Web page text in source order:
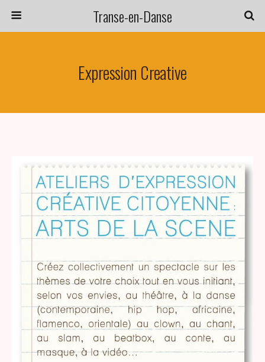
Transe-en-Danse
Expression Creative